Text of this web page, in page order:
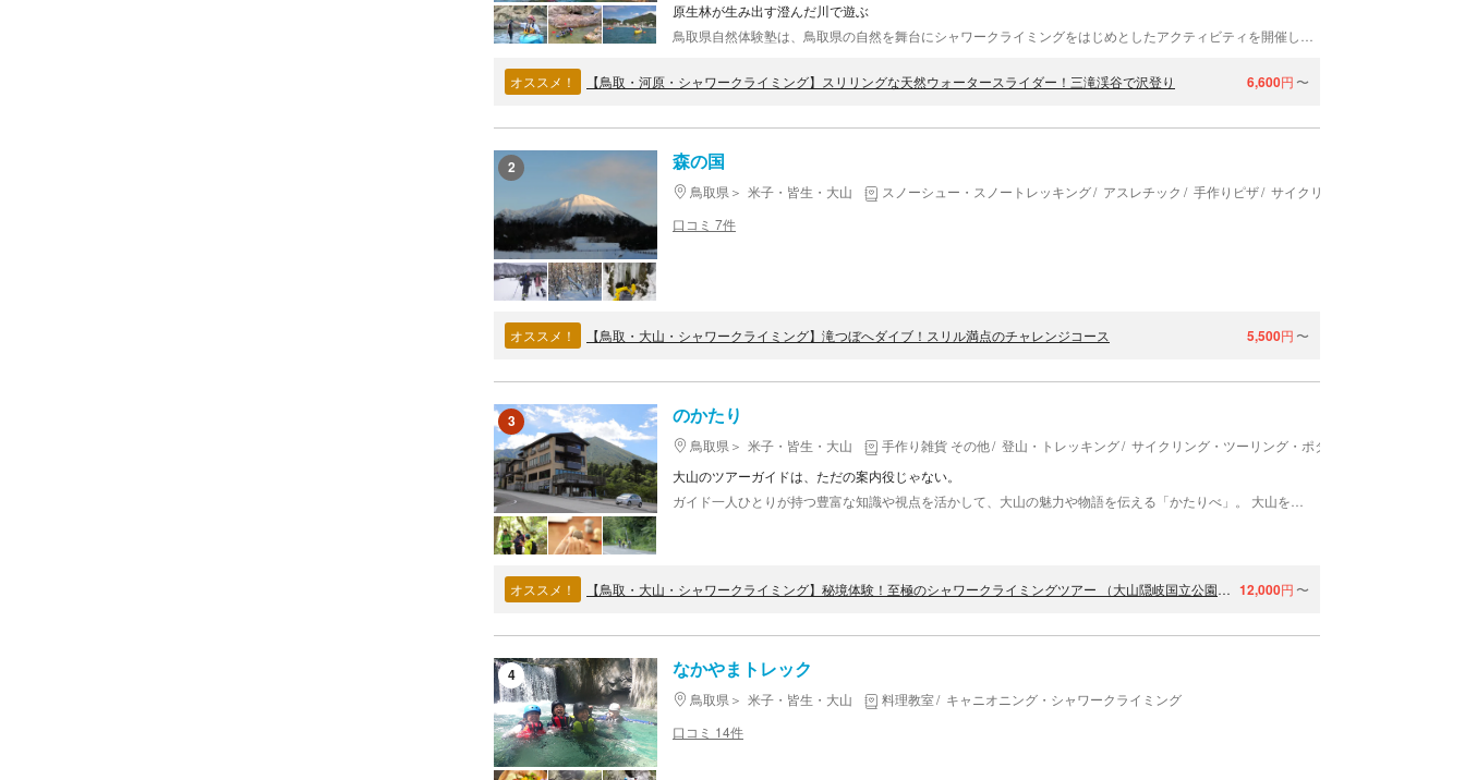
原生林が生み出す澄んだ川で遊ぶ
オススメ！ 【鳥取・河原・シャワークライミング】スリリングな天然ウォータースライダー！三滝渓谷で沢登り 6,600円 〜
2 森の国
鳥取県 米子・皆生・大山 スノーシュー・スノートレッキング アスレチック 手作りピザ
サイクリング・ツーリング・ポ
口コミ 7件
オススメ！ 【鳥取・大山・シャワークライミング】滝つぼへダイブ！スリル満点のチャレンジコース 5,500円 〜
3 のかたり
鳥取県 米子・皆生・大山 手作り雑貨 その他 登山・トレッキング サイクリング・ツーリング・ポタリング
大山のツアーガイドは、ただの案内役じゃない。
オススメ！ 【鳥取・大山・シャワークライミング】秘境体験！至極のシャワークライミングツアー （大山隠岐国立公園）※BBQのオプションあり 12,000円 〜
4 なかやまトレック
鳥取県 米子・皆生・大山 料理教室
キャニオニング・シャワークライミング
口コミ 14件